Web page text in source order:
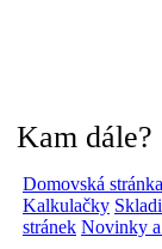
Kam dále?
Domovská stránka
Kalkulačky
stránek Novinky